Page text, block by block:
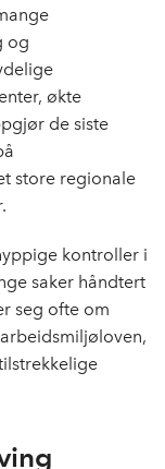
og
økte
de siste
store regionale
kontroller i
saker håndtert
seg ofte om